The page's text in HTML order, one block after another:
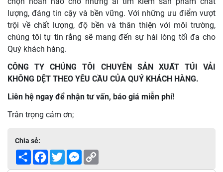
lượng, đáng tin cậy và bền vững. Với những ưu điểm vượt
trội về chất lượng, độ bền và thân thiện với môi trường,
chúng tôi tự tin rằng sẽ mang đến sự hài lòng tối đa cho
Quý khách hàng.
CÔNG TY CHÚNG TÔI CHUYÊN SẢN XUẤT TÚI VẢI
KHÔNG DỆT THEO YÊU CẦU CỦA QUÝ KHÁCH HÀNG.
Liên hệ ngay để nhận tư vấn, báo giá miễn phí!
Trân trọng cảm ơn;
Chia sẻ:
Share Facebook
TwitterMessenger